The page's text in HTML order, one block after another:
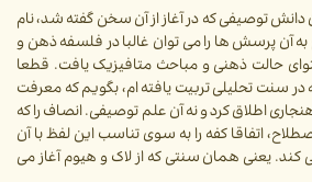
توصیفی که در آغاز از آن سخن گفته شد، نام
آن پرسش ها را می توان غالبا در فلسفه ذهن و
حالت ذهنی و مباحث متافیزیک یافت. قطعا
سنت تحلیلی تربیت یافته ام، بگویم که معرفت
اطلاق کرد و نه آن علم توصیفی. انصاف را که
اتفاقا کفه را به سوی تناسب این لفظ با آن
یعنی همان سنتی که از لاک و هیوم آغاز می